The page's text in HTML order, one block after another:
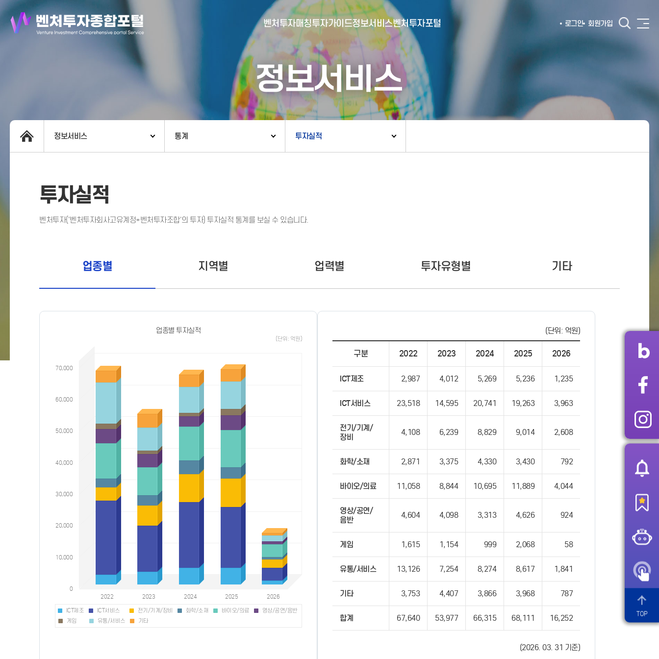
벤처투자매칭
- 통합공시
- 벤처투자회사 전자공시
- 벤처투자마트란?
투자가이드정보서비스
- 대시보드
- 투자실적
- 민간벤처통계
- 통계/연구 보고서
- 투자확인서발급시
벤처투자포털
- 포털소개
- BI소개
로그인 회원가입
TOP
정보서비스
정보서비스 통계 투자실적
투자실적
벤처투자('벤처투자회사고유계정+벤처투자조합'의 투자) 투자실적 통계를 보실 수 있습니다.
업종별 지역별 업력별 투자유형별 기타
업종별 투자실적
(단위: 억원)
ICT제조 ICT서비스 전기/기계/장비 화학/소재 바이오/의료
영상/공연/음반
게임
유통/서비스 기타
(단위: 억원)
구분 2022 2023 2024 2025 2026
ICT제조 2,987 4,012 5,269 5,236 1,235
ICT서비스 23,518 14,595 20,741 19,263 3,963
전기/기계/
장비
4,108 6,239 8,829 9,014 2,608
화학/소재 2,871 3,375 4,330 3,430 792
바이오/의료 11,058 8,844 10,695 11,889 4,044
영상/공연/
음반
4,604 4,098 3,313 4,626 924
게임 1,615 1,154 999 2,068 58
유통/서비스 13,126 7,254 8,274 8,617 1,841
기타 3,753 4,407 3,866 3,968 787
합계 67,640 53,977 66,315 68,111 16,252
(2026. 03. 31 기준)